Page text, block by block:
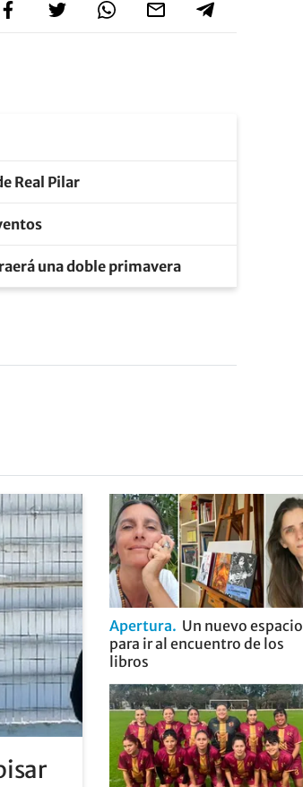
Real Pilar
una doble primavera
Apertura
Un nuevo espacio
para ir al encuentro de los
libros